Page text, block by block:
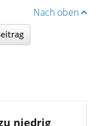
Nach oben
niedrig